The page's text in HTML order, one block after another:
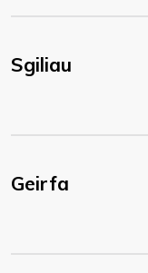
Sgiliau
Geirfa